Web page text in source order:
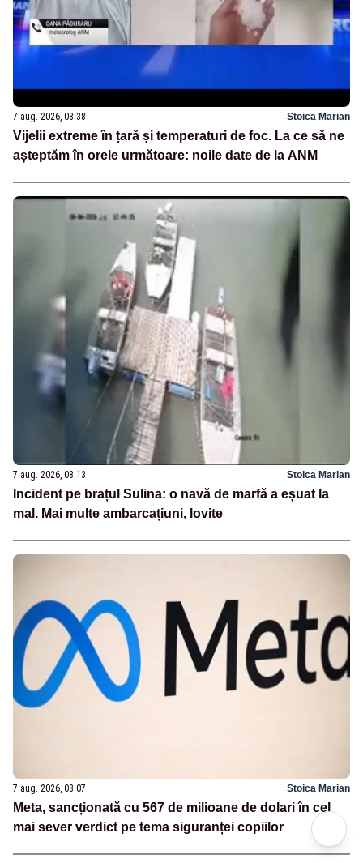
7 aug. 2026, 08:38 Stoica Marian
Vijelii extreme în țară și temperaturi de foc. La ce să ne
așteptăm în orele următoare: noile date de la ANM
7 aug. 2026, 08:13 Stoica Marian
Incident pe brațul Sulina: o navă de marfă a eșuat la
mal. Mai multe ambarcațiuni, lovite
7 aug. 2026, 08:07 Stoica Marian
Meta, sancționată cu 567 de milioane de dolari în cel
mai sever verdict pe tema siguranței copiilor